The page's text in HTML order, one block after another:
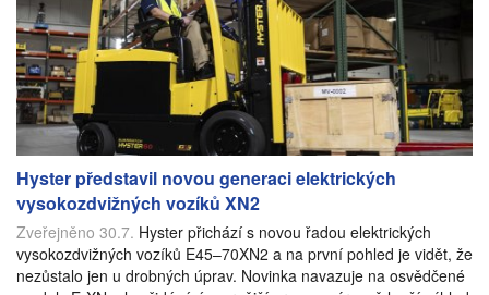
Hyster představil novou generaci elektrických
vysokozdvižných vozíků XN2
Zveřejněno 30.7. Hyster přichází s novou řadou elektrických
vysokozdvižných vozíků E45–70XN2 a na první pohled je vidět, že
nezůstalo jen u drobných úprav. Novinka navazuje na osvědčené